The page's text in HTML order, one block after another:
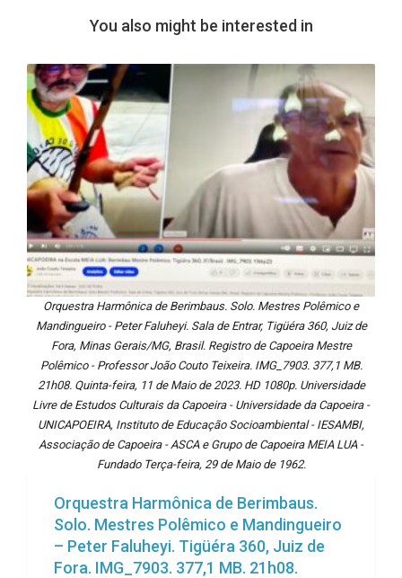
You also might be interested in
Orquestra Harmônica de Berimbaus. Solo. Mestres Polêmico e
Mandingueiro - Peter Faluheyi. Sala de Entrar, Tigüéra 360, Juiz de
Fora, Minas Gerais/MG, Brasil. Registro de Capoeira Mestre
Polêmico - Professor João Couto Teixeira. IMG_7903. 377,1 MB.
21h08. Quinta-feira, 11 de Maio de 2023. HD 1080p. Universidade
Livre de Estudos Culturais da Capoeira - Universidade da Capoeira -
UNICAPOEIRA, Instituto de Educação Socioambiental - IESAMBI,
Associação de Capoeira - ASCA e Grupo de Capoeira MEIA LUA -
Fundado Terça-feira, 29 de Maio de 1962.
Orquestra Harmônica de Berimbaus.
Solo. Mestres Polêmico e Mandingueiro
– Peter Faluheyi. Tigüéra 360, Juiz de
Fora. IMG_7903. 377,1 MB. 21h08.